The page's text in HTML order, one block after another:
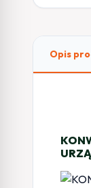
Opis